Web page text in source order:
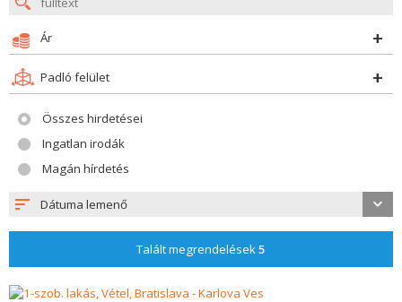
Ár
Padló felület
Összes hirdetései
Ingatlan irodák
Magán hírdetés
Dátuma lemenő
Talált megrendelések5